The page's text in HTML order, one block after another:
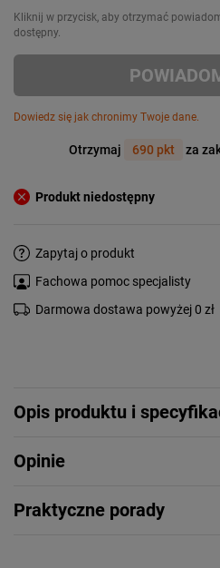
Kliknij w przycisk, aby otrzymać
dostępny.
Dowiedz się jak chronimy Twoje dane.
Otrzymaj 690 pkt za
Produkt niedostępny
Zapytaj o produkt
Fachowa pomoc specjalisty
Darmowa dostawa powyżej 0 zł
Opis produktu i
Opinie
Praktyczne porady